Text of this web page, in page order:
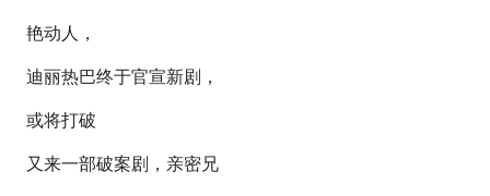
艳动人，
迪丽热巴终于官宣新剧，
或将打破
又来一部破案剧，亲密兄